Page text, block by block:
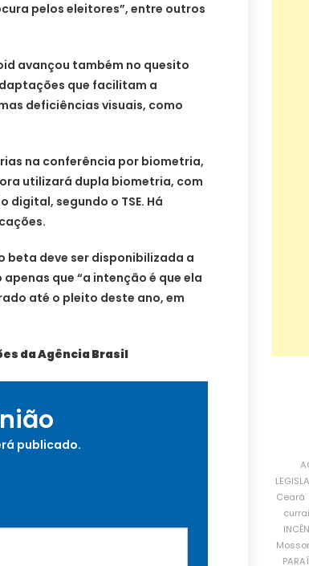
pelos eleitores”, entre outros
avançou também no quesito
que facilitam a
deficiências visuais, como
na conferência por biometria,
utilizará dupla biometria, com
segundo o TSE. Há
beta deve ser disponibilizada a
que “a intenção é que ela
até o pleito deste ano, em
da Agência Brasil
publicado.
Ceará